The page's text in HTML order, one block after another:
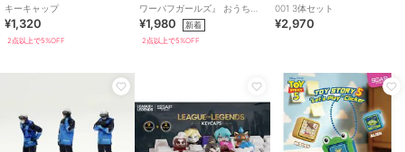
キーキャップ
¥1,320
2点以上で5%OFF
ワーパフガールズ』 おうちほ
っこり ぬいぐるみ ブラインド
¥1,980 新着
2点以上で5%OFF
001 3体セット
¥2,970